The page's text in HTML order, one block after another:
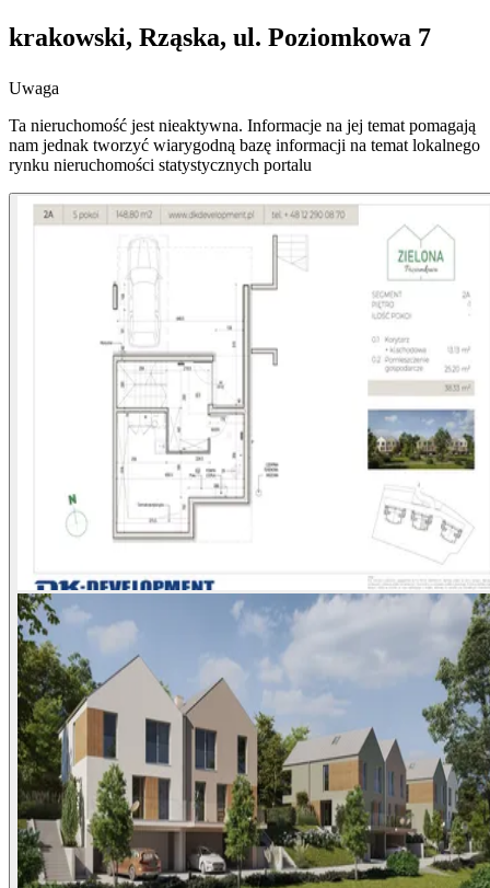
krakowski, Rząska, ul. Poziomkowa 7
Uwaga
Ta nieruchomość jest nieaktywna. Informacje na jej temat pomagają
nam jednak tworzyć wiarygodną bazę informacji na temat lokalnego
rynku nieruchomości statystycznych portalu